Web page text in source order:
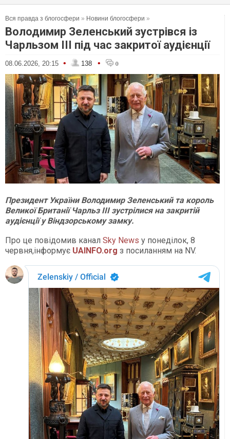
Вся правда з блогосфери » Новини блогосфери »
Володимир Зеленський зустрівся із
Чарльзом III під час закритої аудієнції
08.06.2026, 20:15 • 138 • 0
Президент України Володимир Зеленський та король
Великої Британії Чарльз III зустрілися на закритій
аудієнції у Віндзорському замку.
Про це повідомив канал Sky News у понеділок, 8
червня,інформує UAINFO.org з посиланням на NV.